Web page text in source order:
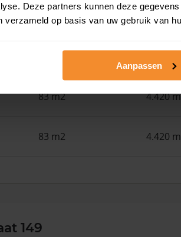
Deze partners kunnen deze
verzameld op basis van uw gebruik van
Aanpassen
84 m2 4.420
83 m2 4.420
83 m2 4.420
149